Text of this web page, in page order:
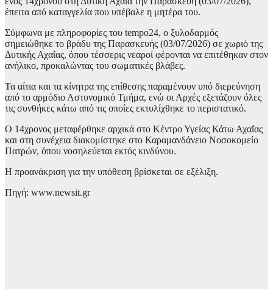
έπειτα από καταγγελία που υπέβαλε η μητέρα του.
Σύμφωνα με πληροφορίες του tempo24, ο ξυλοδαρμός
σημειώθηκε το βράδυ της Παρασκευής (03/07/2026) σε χωριό της
Δυτικής Αχαΐας, όπου τέσσερις νεαροί φέρονται να επιτέθηκαν στον
ανήλικο, προκαλώντας του σωματικές βλάβες.
Τα αίτια και τα κίνητρα της επίθεσης παραμένουν υπό διερεύνηση
από το αρμόδιο Αστυνομικό Τμήμα, ενώ οι Αρχές εξετάζουν όλες
τις συνθήκες κάτω από τις οποίες εκτυλίχθηκε το περιστατικό.
Ο 14χρονος μεταφέρθηκε αρχικά στο Κέντρο Υγείας Κάτω Αχαΐας
και στη συνέχεια διακομίστηκε στο Καραμανδάνειο Νοσοκομείο
Πατρών, όπου νοσηλεύεται εκτός κινδύνου.
Η προανάκριση για την υπόθεση βρίσκεται σε εξέλιξη.
Πηγή: www.newsit.gr